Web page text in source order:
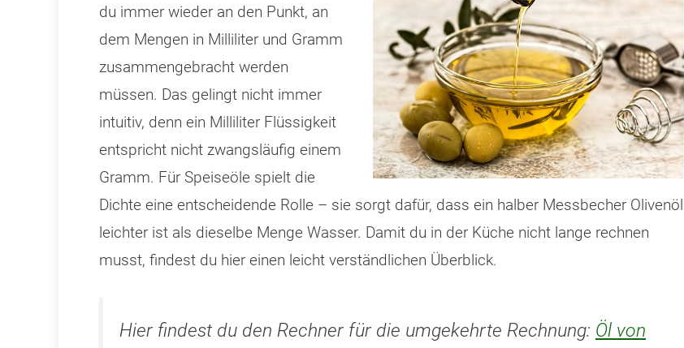
du immer wieder an den Punkt, an
dem Mengen in Milliliter und Gramm
zusammengebracht werden
müssen. Das gelingt nicht immer
intuitiv, denn ein Milliliter Flüssigkeit
entspricht nicht zwangsläufig einem
Gramm. Für Speiseöle spielt die
Dichte eine entscheidende Rolle – sie sorgt dafür, dass ein halber Messbecher Olivenöl
leichter ist als dieselbe Menge Wasser. Damit du in der Küche nicht lange rechnen
musst, findest du hier einen leicht verständlichen Überblick.
Hier findest du den Rechner für die umgekehrte Rechnung: Öl von